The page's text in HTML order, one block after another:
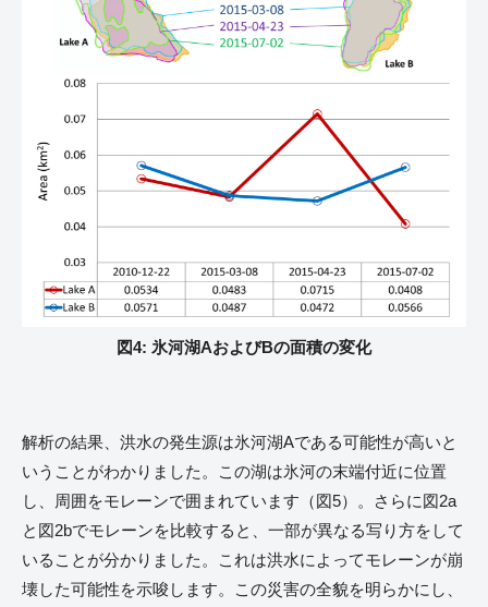
図4: 氷河湖AおよびBの面積の変化
解析の結果、洪水の発生源は氷河湖Aである可能性が高いと
いうことがわかりました。この湖は氷河の末端付近に位置
し、周囲をモレーンで囲まれています（図5）。さらに図2a
と図2bでモレーンを比較すると、一部が異なる写り方をして
いることが分かりました。これは洪水によってモレーンが崩
壊した可能性を示唆します。この災害の全貌を明らかにし、